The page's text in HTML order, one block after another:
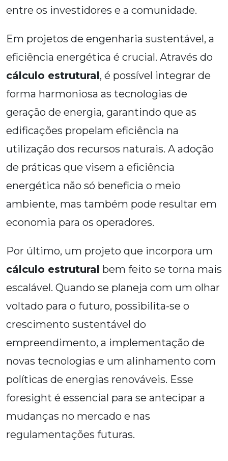
entre os investidores e a comunidade.
Em projetos de engenharia sustentável, a
eficiência energética é crucial. Através do
cálculo estrutural, é possível integrar de
forma harmoniosa as tecnologias de
geração de energia, garantindo que as
edificações propelam eficiência na
utilização dos recursos naturais. A adoção
de práticas que visem a eficiência
energética não só beneficia o meio
ambiente, mas também pode resultar em
economia para os operadores.
Por último, um projeto que incorpora um
cálculo estrutural bem feito se torna mais
escalável. Quando se planeja com um olhar
voltado para o futuro, possibilita-se o
crescimento sustentável do
empreendimento, a implementação de
novas tecnologias e um alinhamento com
políticas de energias renováveis. Esse
foresight é essencial para se antecipar a
mudanças no mercado e nas
regulamentações futuras.